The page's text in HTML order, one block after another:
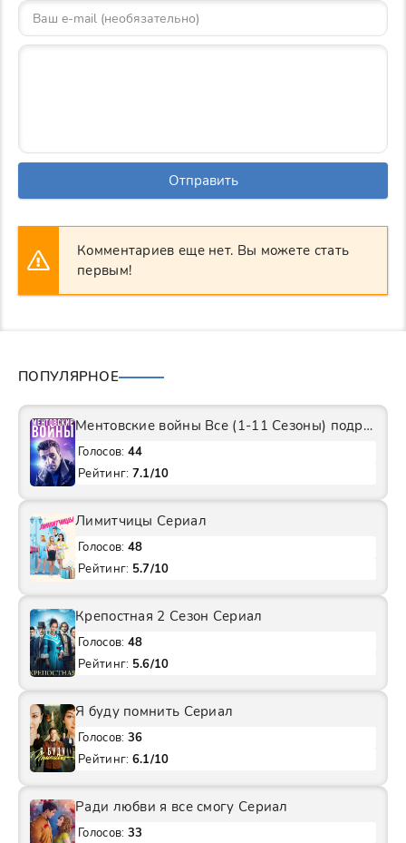
Отправить
Комментариев еще нет. Вы можете стать
первым!
ПОПУЛЯРНОЕ
Ментовские войны Все (1-11 Сезоны) подряд Сериал
Голосов: 44
Рейтинг: 7.1/10
Лимитчицы Сериал
Голосов: 48
Рейтинг: 5.7/10
Крепостная 2 Сезон Сериал
Голосов: 48
Рейтинг: 5.6/10
Я буду помнить Сериал
Голосов: 36
Рейтинг: 6.1/10
Ради любви я все смогу Сериал
Голосов: 33